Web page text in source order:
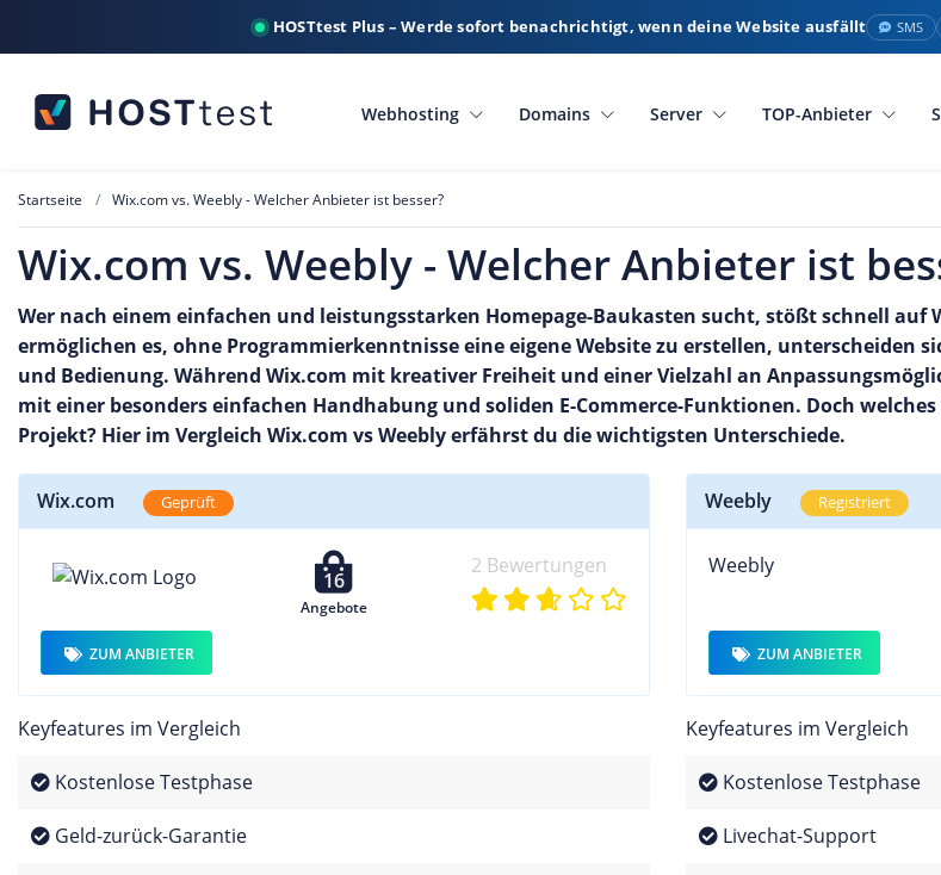
HOSTtest Plus – Werde sofort benachrichtigt, wenn deine Website ausfällt SMS
Webhosting Domains Server TOP-Anbieter
Startseite Wix.com vs. Weebly - Welcher Anbieter ist besser?
Wix.com vs. Weebly - Welcher Anbieter ist
Wer nach einem einfachen und leistungsstarken Homepage-Baukasten sucht, stößt schnell auf
ermöglichen es, ohne Programmierkenntnisse eine eigene Website zu erstellen, unterscheiden
und Bedienung. Während Wix.com mit kreativer Freiheit und einer Vielzahl an
mit einer besonders einfachen Handhabung und soliden E-Commerce-Funktionen. Doch welches
Projekt? Hier im Vergleich Wix.com vs Weebly erfährst du die wichtigsten Unterschiede.
Wix.com Geprüft
16
Angebote
2 Bewertungen
ZUM ANBIETER
Keyfeatures im Vergleich
Kostenlose Testphase
Geld-zurück-Garantie
Weebly Registriert
Weebly
ZUM ANBIETER
Keyfeatures im Vergleich
Kostenlose Testphase
Livechat-Support